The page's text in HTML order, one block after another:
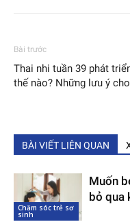
Bài trước
Thai nhi tuần 39 phát
thế nào? Những lưu ý
BÀI VIẾT LIÊN QUAN
Chăm sóc trẻ sơ
sinh
Muốn
bỏ qua